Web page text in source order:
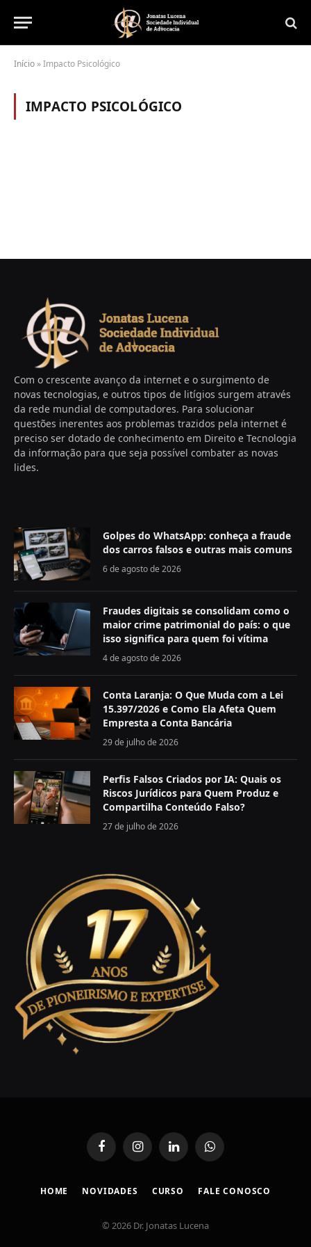
Início »Impacto Psicológico
IMPACTO PSICOLÓGICO
Com o crescente avanço da internet e o surgimento de
novas tecnologias, e outros tipos de litígios surgem através
da rede mundial de computadores. Para solucionar
questões inerentes aos problemas trazidos pela internet é
preciso ser dotado de conhecimento em Direito e Tecnologia
da informação para que seja possível combater as novas
lides.
Golpes do WhatsApp: conheça a fraude
dos carros falsos e outras mais comuns
6 de agosto de 2026
Fraudes digitais se consolidam como o
maior crime patrimonial do país: o que
isso significa para quem foi vítima
4 de agosto de 2026
Conta Laranja: O Que Muda com a Lei
15.397/2026 e Como Ela Afeta Quem
Empresta a Conta Bancária
29 de julho de 2026
Perfis Falsos Criados por IA: Quais os
Riscos Jurídicos para Quem Produz e
Compartilha Conteúdo Falso?
27 de julho de 2026
FacebookInstagramLinkedInWhatsApp
HOME NOVIDADES CURSO FALE CONOSCO
© 2026 Dr. Jonatas Lucena